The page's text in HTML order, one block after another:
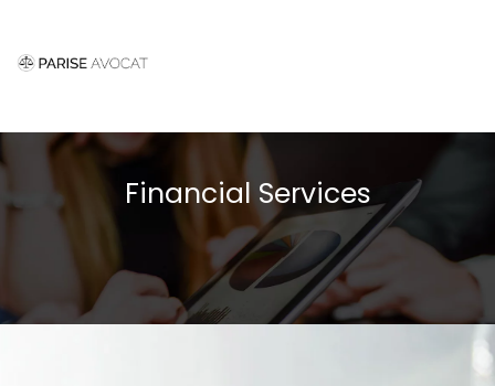
Financial Services